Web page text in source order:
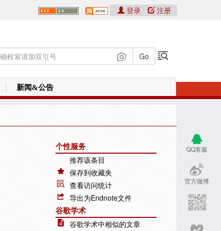
登录 注册
新闻&公告
QQ客服
官方微博
个性服务
推荐该条目
保存到收藏夹
查看访问统计
导出为Endnote文件
谷歌学术
谷歌学术中相似的文章